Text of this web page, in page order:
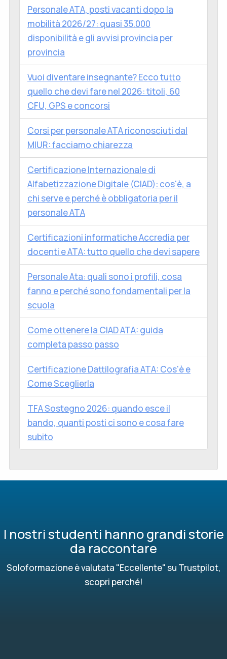
Personale ATA, posti vacanti dopo la
mobilità 2026/27: quasi 35.000
disponibilità e gli avvisi provincia per
provincia
Vuoi diventare insegnante? Ecco tutto
quello che devi fare nel 2026: titoli, 60
CFU, GPS e concorsi
Corsi per personale ATA riconosciuti dal
MIUR: facciamo chiarezza
Certificazione Internazionale di
Alfabetizzazione Digitale (CIAD): cos'è, a
chi serve e perché è obbligatoria per il
personale ATA
Certificazioni informatiche Accredia per
docenti e ATA: tutto quello che devi sapere
Personale Ata: quali sono i profili, cosa
fanno e perché sono fondamentali per la
scuola
Come ottenere la CIAD ATA: guida
completa passo passo
Certificazione Dattilografia ATA: Cos'è e
Come Sceglierla
TFA Sostegno 2026: quando esce il
bando, quanti posti ci sono e cosa fare
subito
I nostri studenti hanno grandi storie
da raccontare
Soloformazione è valutata "Eccellente" su Trustpilot,
scopri perché!